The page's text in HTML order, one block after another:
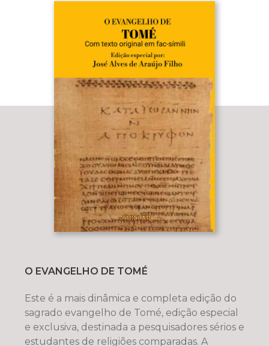
O EVANGELHO DE TOMÉ
Este é a mais dinâmica e completa edição do
sagrado evangelho de Tomé, edição especial
e exclusiva, destinada a pesquisadores sérios e
estudantes de religiões comparadas. A